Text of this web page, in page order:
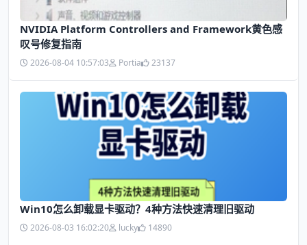
NVIDIA Platform Controllers and Framework黄色感
叹号修复指南
2026-08-04 10:57:03 Portia 23137
Win10怎么卸载显卡驱动？4种方法快速清理旧驱动
2026-08-03 16:02:20 lucky 14890